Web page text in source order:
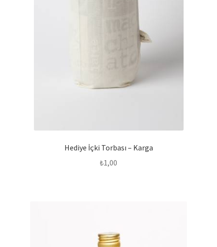
Hediye İçki Torbası – Karga
₺1,00